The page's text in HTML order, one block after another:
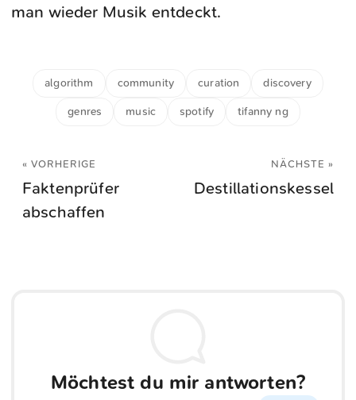
man wieder Musik entdeckt.
algorithm community curation discovery
genres music spotify tifanny ng
« VORHERIGE
Faktenprüfer
abschaffen
NÄCHSTE »
Destillationskessel
Möchtest du mir antworten?